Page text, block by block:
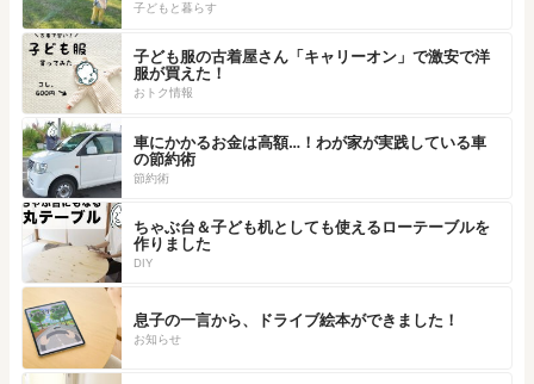
子どもと暮らす
子ども服の古着屋さん「キャリーオン」で激安で洋
服が買えた！
おトク情報
車にかかるお金は高額…！わが家が実践している車
の節約術
節約術
ちゃぶ台＆子ども机としても使えるローテーブルを
作りました
DIY
息子の一言から、ドライブ絵本ができました！
お知らせ